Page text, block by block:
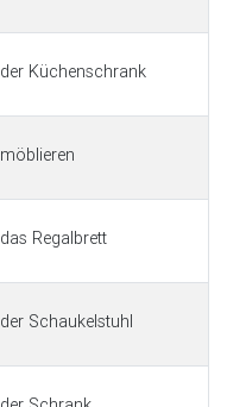
der Küchenschrank
möblieren
das Regalbrett
der Schaukelstuhl